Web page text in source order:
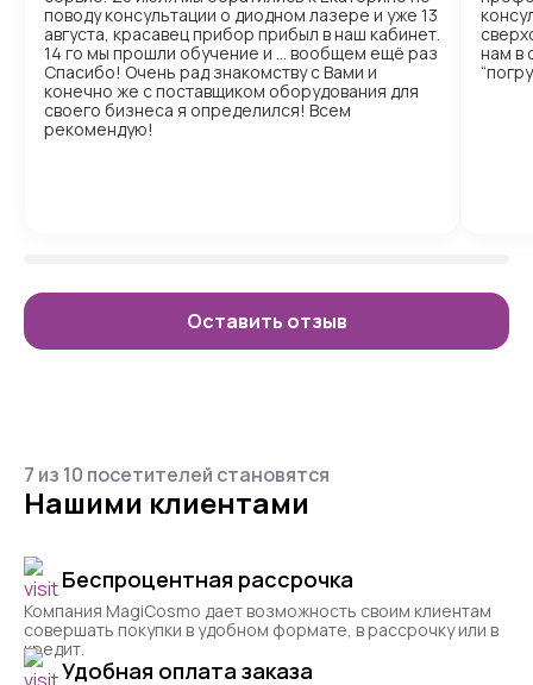
поводу консультации о диодном лазере и уже 13
августа, красавец прибор прибыл в наш кабинет.
14 го мы прошли обучение и … вообщем ещё раз
Спасибо! Очень рад знакомству с Вами и
конечно же с поставщиком оборудования для
своего бизнеса я определился! Всем
рекомендую!
нам в
Оставить отзыв
7 из 10 посетителей становятся
Нашими клиентами
Беспроцентная рассрочка
Компания MagiCosmo дает возможность своим клиентам
совершать покупки в удобном формате, в рассрочку или в
кредит.
Удобная оплата заказа